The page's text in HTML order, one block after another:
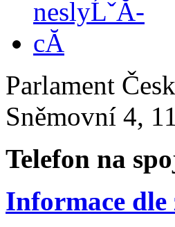
Parlament
Sněmovní 4,
Telefon na
Informace dle